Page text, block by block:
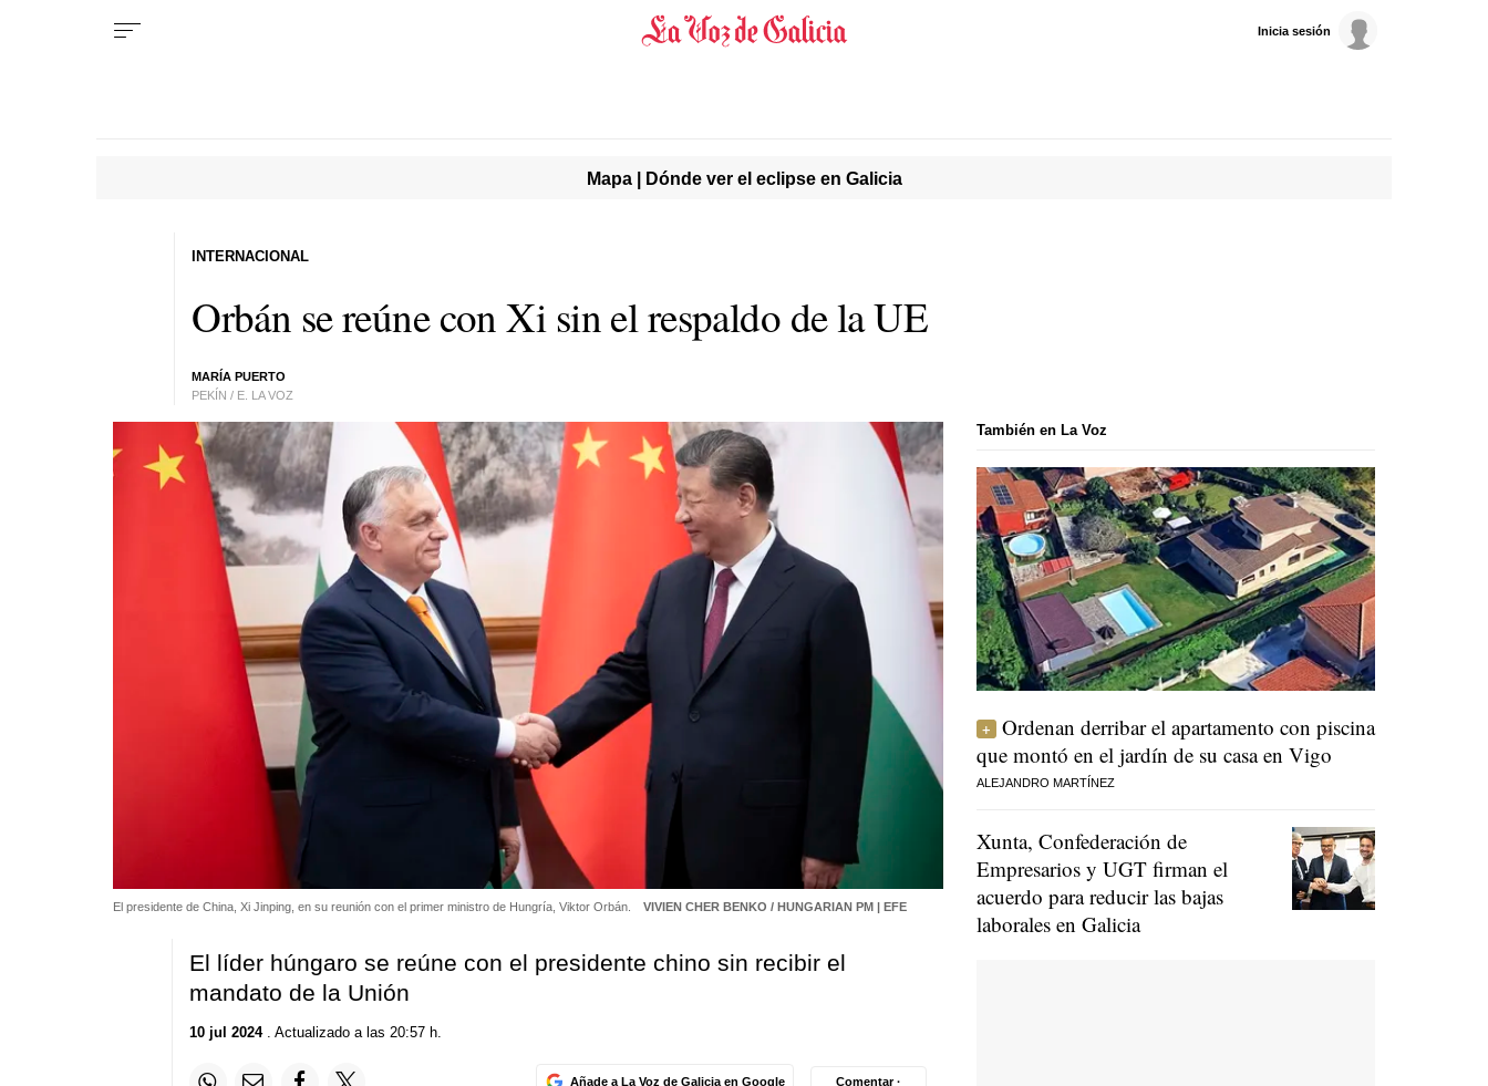
Inicia sesión
Mapa | Dónde ver el eclipse en Galicia
Orbán se reúne con Xi sin el respaldo de la UE
MARÍA PUERTO
PEKÍN / E. LA VOZ
INTERNACIONAL
El presidente de China, Xi Jinping, en su reunión con el primer ministro de Hungría, Viktor Orbán. VIVIEN CHER BENKO / HUNGARIAN PM | EFE
El líder húngaro se reúne con el presidente chino sin recibir el
mandato de la Unión
10 jul 2024. Actualizado a las 20:57 h.
Añade a La Voz de Galicia en Google Comentar ·
También en La Voz
Ordenan derribar el apartamento con piscina
que montó en el jardín de su casa en Vigo
ALEJANDRO MARTÍNEZ
Xunta, Confederación de
Empresarios y UGT firman el
acuerdo para reducir las bajas
laborales en Galicia